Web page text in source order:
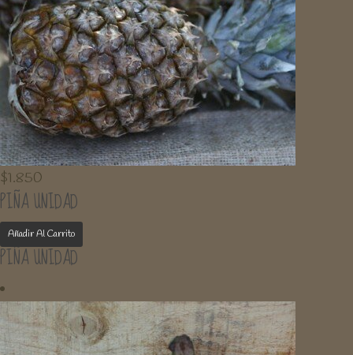
$1.850
PIÑA UNIDAD
Añadir Al Carrito
PIÑA UNIDAD